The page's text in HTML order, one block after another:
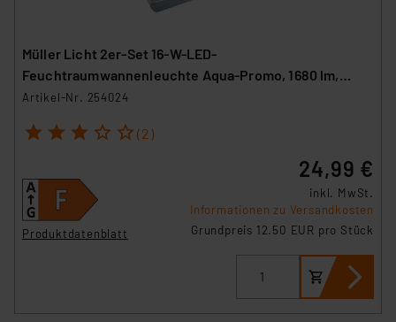
Müller Licht 2er-Set 16-W-LED-
Feuchtraumwannenleuchte Aqua-Promo, 1680 lm,
4000 K, IP65, 120 cm
Artikel-Nr. 254024
1 2 3 4 5 (2)
Produktdatenblatt
24,99 €
inkl. MwSt.
Informationen zu Versandkosten
Grundpreis 12.50 EUR pro Stück